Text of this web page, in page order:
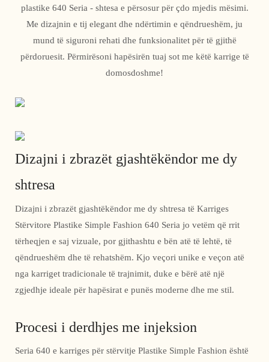
plastike 640 Seria - shtesa e përsosur për çdo mjedis mësimi.
Me dizajnin e tij elegant dhe ndërtimin e qëndrueshëm, ju
mund të siguroni rehati dhe funksionalitet për të gjithë
përdoruesit. Përmirësoni hapësirën tuaj sot me këtë karrige të
domosdoshme!
Dizajni i zbrazët gjashtëkëndor me dy
shtresa
Dizajni i zbrazët gjashtëkëndor me dy shtresa të Karriges
Stërvitore Plastike Simple Fashion 640 Seria jo vetëm që rrit
tërheqjen e saj vizuale, por gjithashtu e bën atë të lehtë, të
qëndrueshëm dhe të rehatshëm. Kjo veçori unike e veçon atë
nga karriget tradicionale të trajnimit, duke e bërë atë një
zgjedhje ideale për hapësirat e punës moderne dhe me stil.
Procesi i derdhjes me injeksion
Seria 640 e karriges për stërvitje Plastike Simple Fashion është